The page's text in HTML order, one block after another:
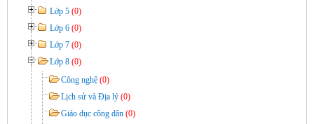
Lớp 5 (0)
Lớp 6 (0)
Lớp 7 (0)
Lớp 8 (0)
Công nghệ (0)
Lịch sử và Địa lý (0)
Giáo dục công dân (0)